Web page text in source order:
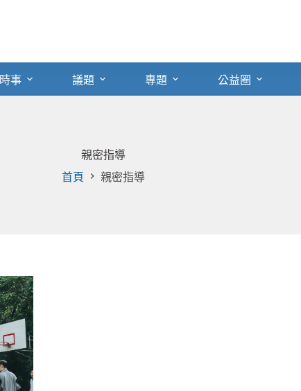
時事 議題 專題 公益圈
親密指導
首頁
親密指導